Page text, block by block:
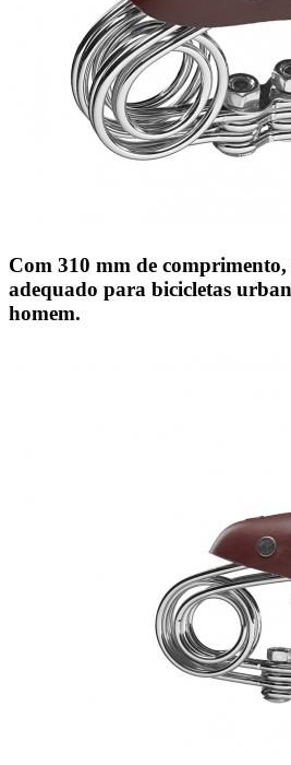
Com 310 mm de comprimento,
adequado para bicicletas
homem.